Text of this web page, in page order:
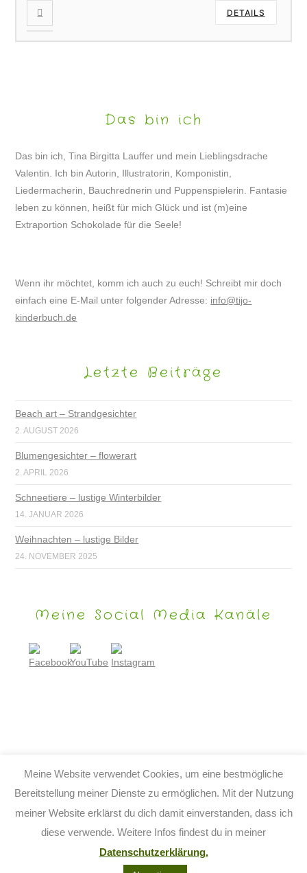
DETAILS
Das bin ich
Das bin ich, Tina Birgitta Lauffer und mein Lieblingsdrache
Valentin. Ich bin Autorin, Illustratorin, Komponistin,
Liedermacherin, Bauchrednerin und Puppenspielerin. Fantasie
leben zu können, heißt für mich Glück und ist (m)eine
Extraportion Schokolade für die Seele!
Wenn ihr möchtet, komm ich auch zu euch! Schreibt mir doch
einfach eine E-Mail unter folgender Adresse: info@tijo-
kinderbuch.de
Letzte Beiträge
Beach art – Strandgesichter
2. AUGUST 2026
Blumengesichter – flowerart
2. APRIL 2026
Schneetiere – lustige Winterbilder
14. JANUAR 2026
Weihnachten – lustige Bilder
24. NOVEMBER 2025
Meine Social Media Kanäle
Meine Website verwendet Cookies, um eine bestmögliche
Bereitstellung meiner Dienste zu ermöglichen. Mit der Nutzung
meiner Website erklärst du dich damit einverstanden, dass ich
diese verwende. Weitere Infos findest du in meiner
Datenschutzerklärung.